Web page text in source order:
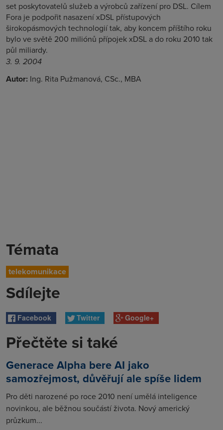
set poskytovatelů služeb a výrobců zařízení pro DSL. Cílem
Fora je podpořit nasazení xDSL přístupových
širokopásmových technologií tak, aby koncem příštího roku
bylo ve světě 200 miliónů přípojek xDSL a do roku 2010 tak
půl miliardy.
3. 9. 2004
Autor: Ing. Rita Pužmanová, CSc., MBA
Témata
telekomunikace
Sdílejte
Facebook Twitter Google+
Přečtěte si také
Generace Alpha bere AI jako
samozřejmost, důvěřují ale spíše lidem
Pro děti narozené po roce 2010 není umělá inteligence
novinkou, ale běžnou součástí života. Nový americký
průzkum...